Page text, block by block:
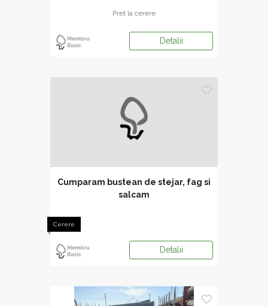
Pret la cerere
Detalii
Cumparam bustean de stejar, fag si
salcam
Cerere
Detalii